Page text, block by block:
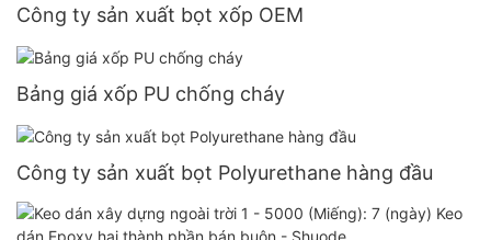
Công ty sản xuất bọt xốp OEM
Bảng giá xốp PU chống cháy
Công ty sản xuất bọt Polyurethane hàng đầu